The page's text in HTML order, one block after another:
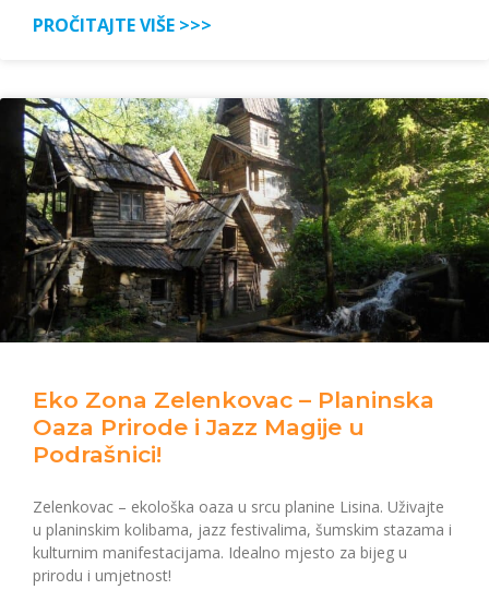
PROČITAJTE VIŠE >>>
Eko Zona Zelenkovac – Planinska
Oaza Prirode i Jazz Magije u
Podrašnici!
Zelenkovac – ekološka oaza u srcu planine Lisina. Uživajte
u planinskim kolibama, jazz festivalima, šumskim stazama i
kulturnim manifestacijama. Idealno mjesto za bijeg u
prirodu i umjetnost!